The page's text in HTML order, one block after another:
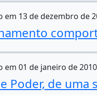
em 13 de dezembro de
em 01 de janeiro de
Poder, de uma